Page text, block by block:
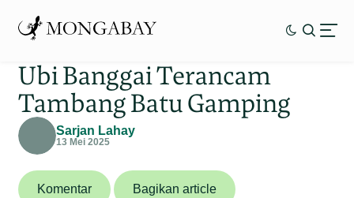
Ubi Banggai Terancam
Tambang Batu Gamping
Sarjan Lahay
13 Mei 2025
Komentar Bagikan article